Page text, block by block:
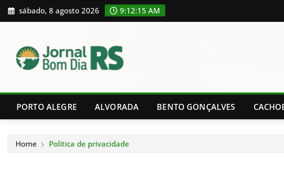
Skip
to
sábado, 8 agosto 2026 9:12:16 AM
PORTO ALEGRE ALVORADA BENTO GONÇALVES
Home Política de privacidade